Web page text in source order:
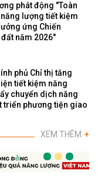
phát động "Toàn
lượng tiết kiệm
ứng Chiến
năm 2026"
phủ Chỉ thị tăng
tiết kiệm năng
chuyển dịch năng
triển phương tiện giao
XEM THÊM +